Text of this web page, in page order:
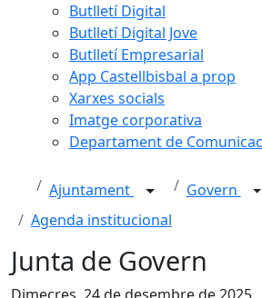
Butlletí Digital
Butlletí Digital Jove
Butlletí Empresarial
App Castellbisbal a prop
Xarxes socials
Imatge corporativa
Departament de
Ajuntament
Govern
Agenda institucional
Junta de Govern